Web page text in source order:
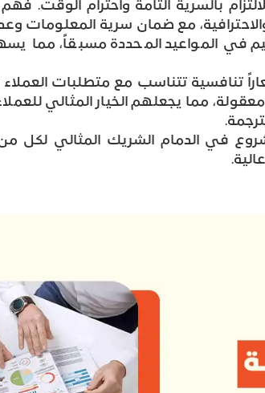
بالسرية التامة واحترام الوقت.
مع ضمان سرية المعلومات
في المواعيد المحددة مسبقاً، مما
تنافسية تتناسب مع متطلبات العملاء
مما يجعلهم الخيار المثالي
في الدمام الشريك المثالي لكل